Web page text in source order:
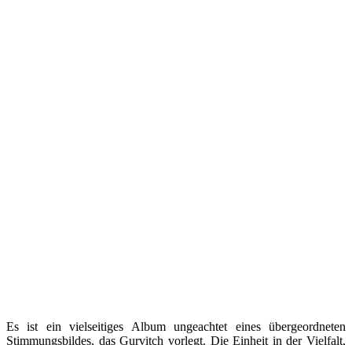
Es ist ein vielseitiges Album ungeachtet eines übergeordneten
Stimmungsbildes, das Gurvitch vorlegt. Die Einheit in der Vielfalt,